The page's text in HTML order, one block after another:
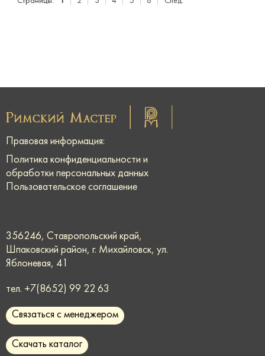
Правовая информация:
Политика конфиденциальности и
обработки персональных данных
Пользовательское соглашение
356246, Ставропольский край,
Шпаковский район, г. Михайловск, ул.
Яблоневая, 41
тел. +7(8652) 99 22 63
Связаться с менеджером
Скачать каталог